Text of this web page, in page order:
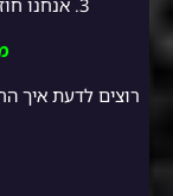
רוצים לדעת איך